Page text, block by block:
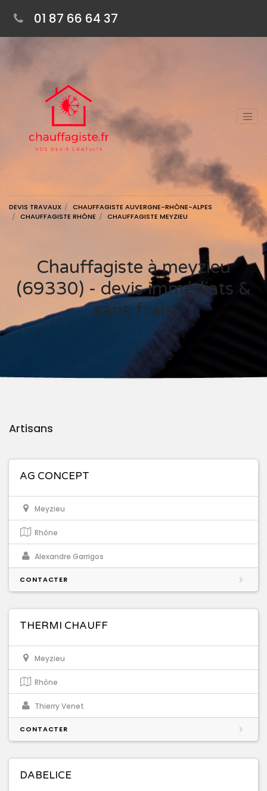
01 87 66 64 37
DEVIS TRAVAUX
CHAUFFAGISTE AUVERGNE-RHÔNE-ALPES
CHAUFFAGISTE RHÔNE
CHAUFFAGISTE MEYZIEU
Chauffagiste à meyzieu
(69330) - devis immédiats &
sans frais
Artisans
AG CONCEPT
Meyzieu
Rhône
Alexandre Garrigos
CONTACTER
THERMI CHAUFF
Meyzieu
Rhône
Thierry Venet
CONTACTER
DABELICE